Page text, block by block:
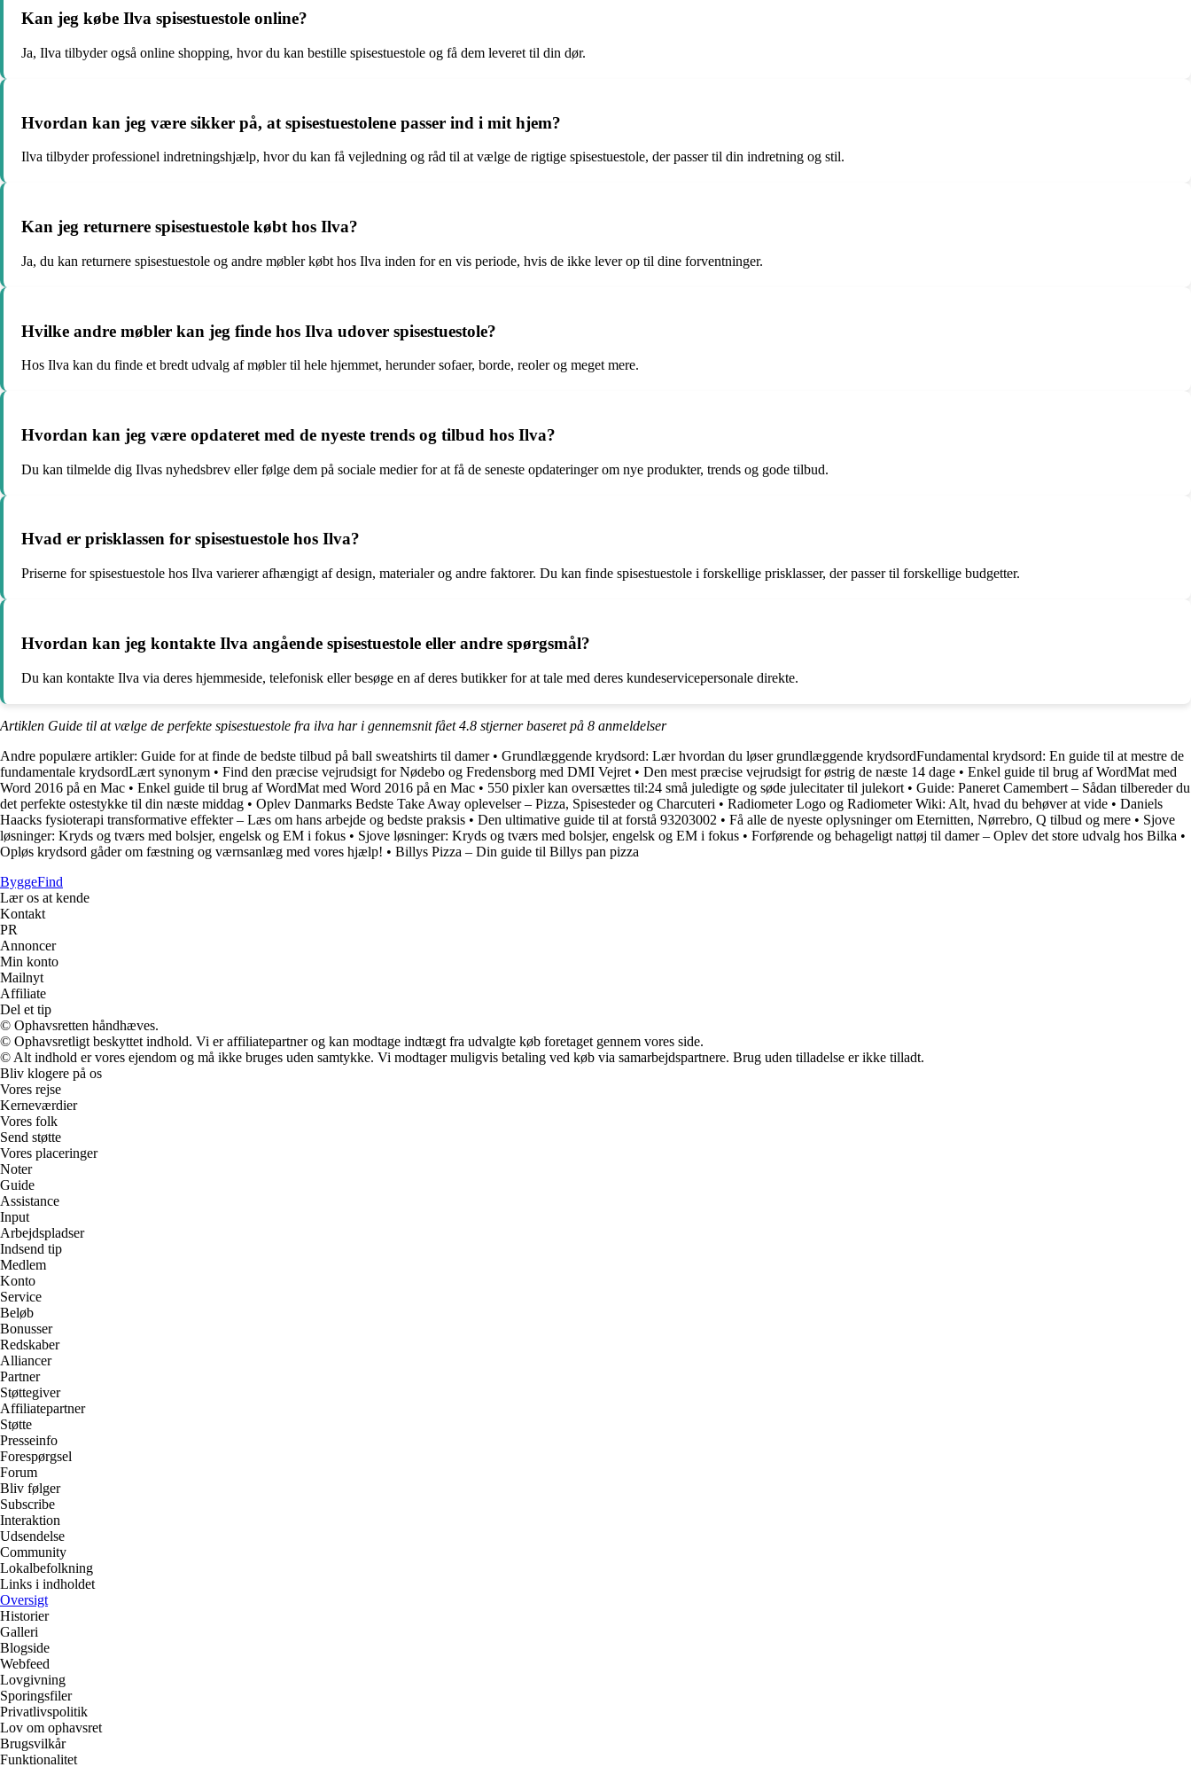
Kan jeg købe Ilva spisestuestole online?
Ja, Ilva tilbyder også online shopping, hvor du kan bestille spisestuestole og få dem leveret til din dør.
Hvordan kan jeg være sikker på, at spisestuestolene passer ind i mit hjem?
Ilva tilbyder professionel indretningshjælp, hvor du kan få vejledning og råd til at vælge de rigtige spisestuestole, der passer til din indretning og stil.
Kan jeg returnere spisestuestole købt hos Ilva?
Ja, du kan returnere spisestuestole og andre møbler købt hos Ilva inden for en vis periode, hvis de ikke lever op til dine forventninger.
Hvilke andre møbler kan jeg finde hos Ilva udover spisestuestole?
Hos Ilva kan du finde et bredt udvalg af møbler til hele hjemmet, herunder sofaer, borde, reoler og meget mere.
Hvordan kan jeg være opdateret med de nyeste trends og tilbud hos Ilva?
Du kan tilmelde dig Ilvas nyhedsbrev eller følge dem på sociale medier for at få de seneste opdateringer om nye produkter, trends og gode tilbud.
Hvad er prisklassen for spisestuestole hos Ilva?
Priserne for spisestuestole hos Ilva varierer afhængigt af design, materialer og andre faktorer. Du kan finde spisestuestole i forskellige prisklasser, der passer til forskellige budgetter.
Hvordan kan jeg kontakte Ilva angående spisestuestole eller andre spørgsmål?
Du kan kontakte Ilva via deres hjemmeside, telefonisk eller besøge en af deres butikker for at tale med deres kundeservicepersonale direkte.
Artiklen Guide til at vælge de perfekte spisestuestole fra ilva har i gennemsnit fået4.8 stjerner baseret på 8 anmeldelser
Andre populære artikler: Guide for at finde de bedste tilbud på ball sweatshirts til damer• Grundlæggende krydsord: Lær hvordan du løser grundlæggende krydsordFundamental krydsord: En guide til at mestre de
fundamentale krydsordLært synonym • Find den præcise vejrudsigt for Nødebo og Fredensborg med DMI Vejret • Den mest præcise vejrudsigt for østrig de næste 14 dage • Enkel guide til brug af WordMat med
Word 2016 på en Mac • Enkel guide til brug af WordMat med Word 2016 på en Mac • 550 pixler kan oversættes til:24 små juledigte og søde julecitater til julekort • Guide: Paneret Camembert – Sådan tilbereder du
det perfekte ostestykke til din næste middag • Oplev Danmarks Bedste Take Away oplevelser – Pizza, Spisesteder og Charcuteri • Radiometer Logo og Radiometer Wiki: Alt, hvad du behøver at vide • Daniels
Haacks fysioterapi transformative effekter – Læs om hans arbejde og bedste praksis • Den ultimative guide til at forstå 93203002 • Få alle de nyeste oplysninger om Eternitten, Nørrebro, Q tilbud og mere • Sjove
løsninger: Kryds og tværs med bolsjer, engelsk og EM i fokus • Sjove løsninger: Kryds og tværs med bolsjer, engelsk og EM i fokus • Forførende og behageligt nattøj til damer – Oplev det store udvalg hos Bilka •
Opløs krydsord gåder om fæstning og værnsanlæg med vores hjælp! • Billys Pizza – Din guide til Billys pan pizza
ByggeFind
Lær os at kende
Kontakt
PR
Annoncer
Min konto
Mailnyt
Affiliate
Del et tip
© Ophavsretten håndhæves.
© Ophavsretligt beskyttet indhold. Vi er affiliatepartner og kan modtage indtægt fra udvalgte køb foretaget gennem vores side.
© Alt indhold er vores ejendom og må ikke bruges uden samtykke. Vi modtager muligvis betaling ved køb via samarbejdspartnere. Brug uden tilladelse er ikke tilladt.
Bliv klogere på os
Vores rejse
Kerneværdier
Vores folk
Send støtte
Vores placeringer
Noter
Guide
Assistance
Input
Arbejdspladser
Indsend tip
Medlem
Konto
Service
Beløb
Bonusser
Redskaber
Alliancer
Partner
Støttegiver
Affiliatepartner
Støtte
Presseinfo
Forespørgsel
Forum
Bliv følger
Subscribe
Interaktion
Udsendelse
Community
Lokalbefolkning
Links i indholdet
Oversigt
Historier
Galleri
Blogside
Webfeed
Lovgivning
Sporingsfiler
Privatlivspolitik
Lov om ophavsret
Brugsvilkår
Funktionalitet